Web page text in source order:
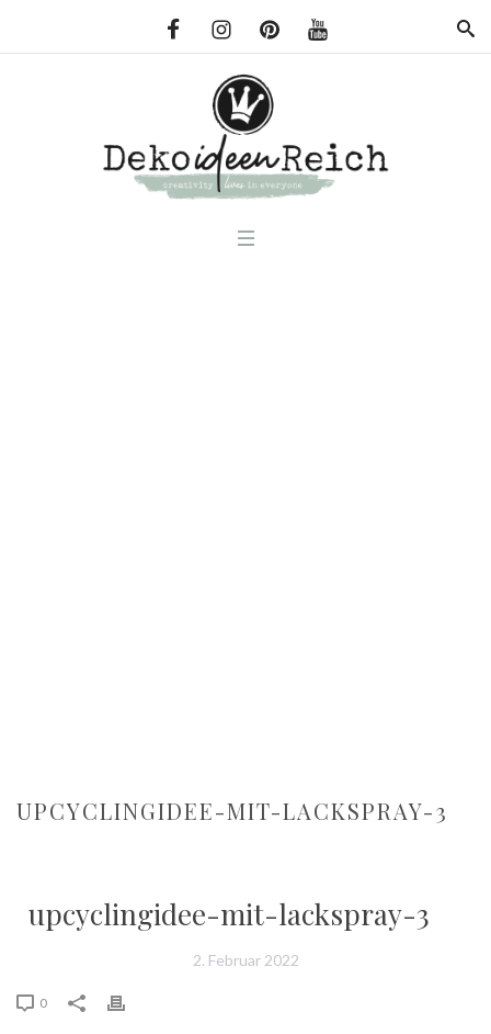
UPCYCLINGIDEE-MIT-LACKSPRAY-3
upcyclingidee-mit-lackspray-3
2. Februar 2022
0